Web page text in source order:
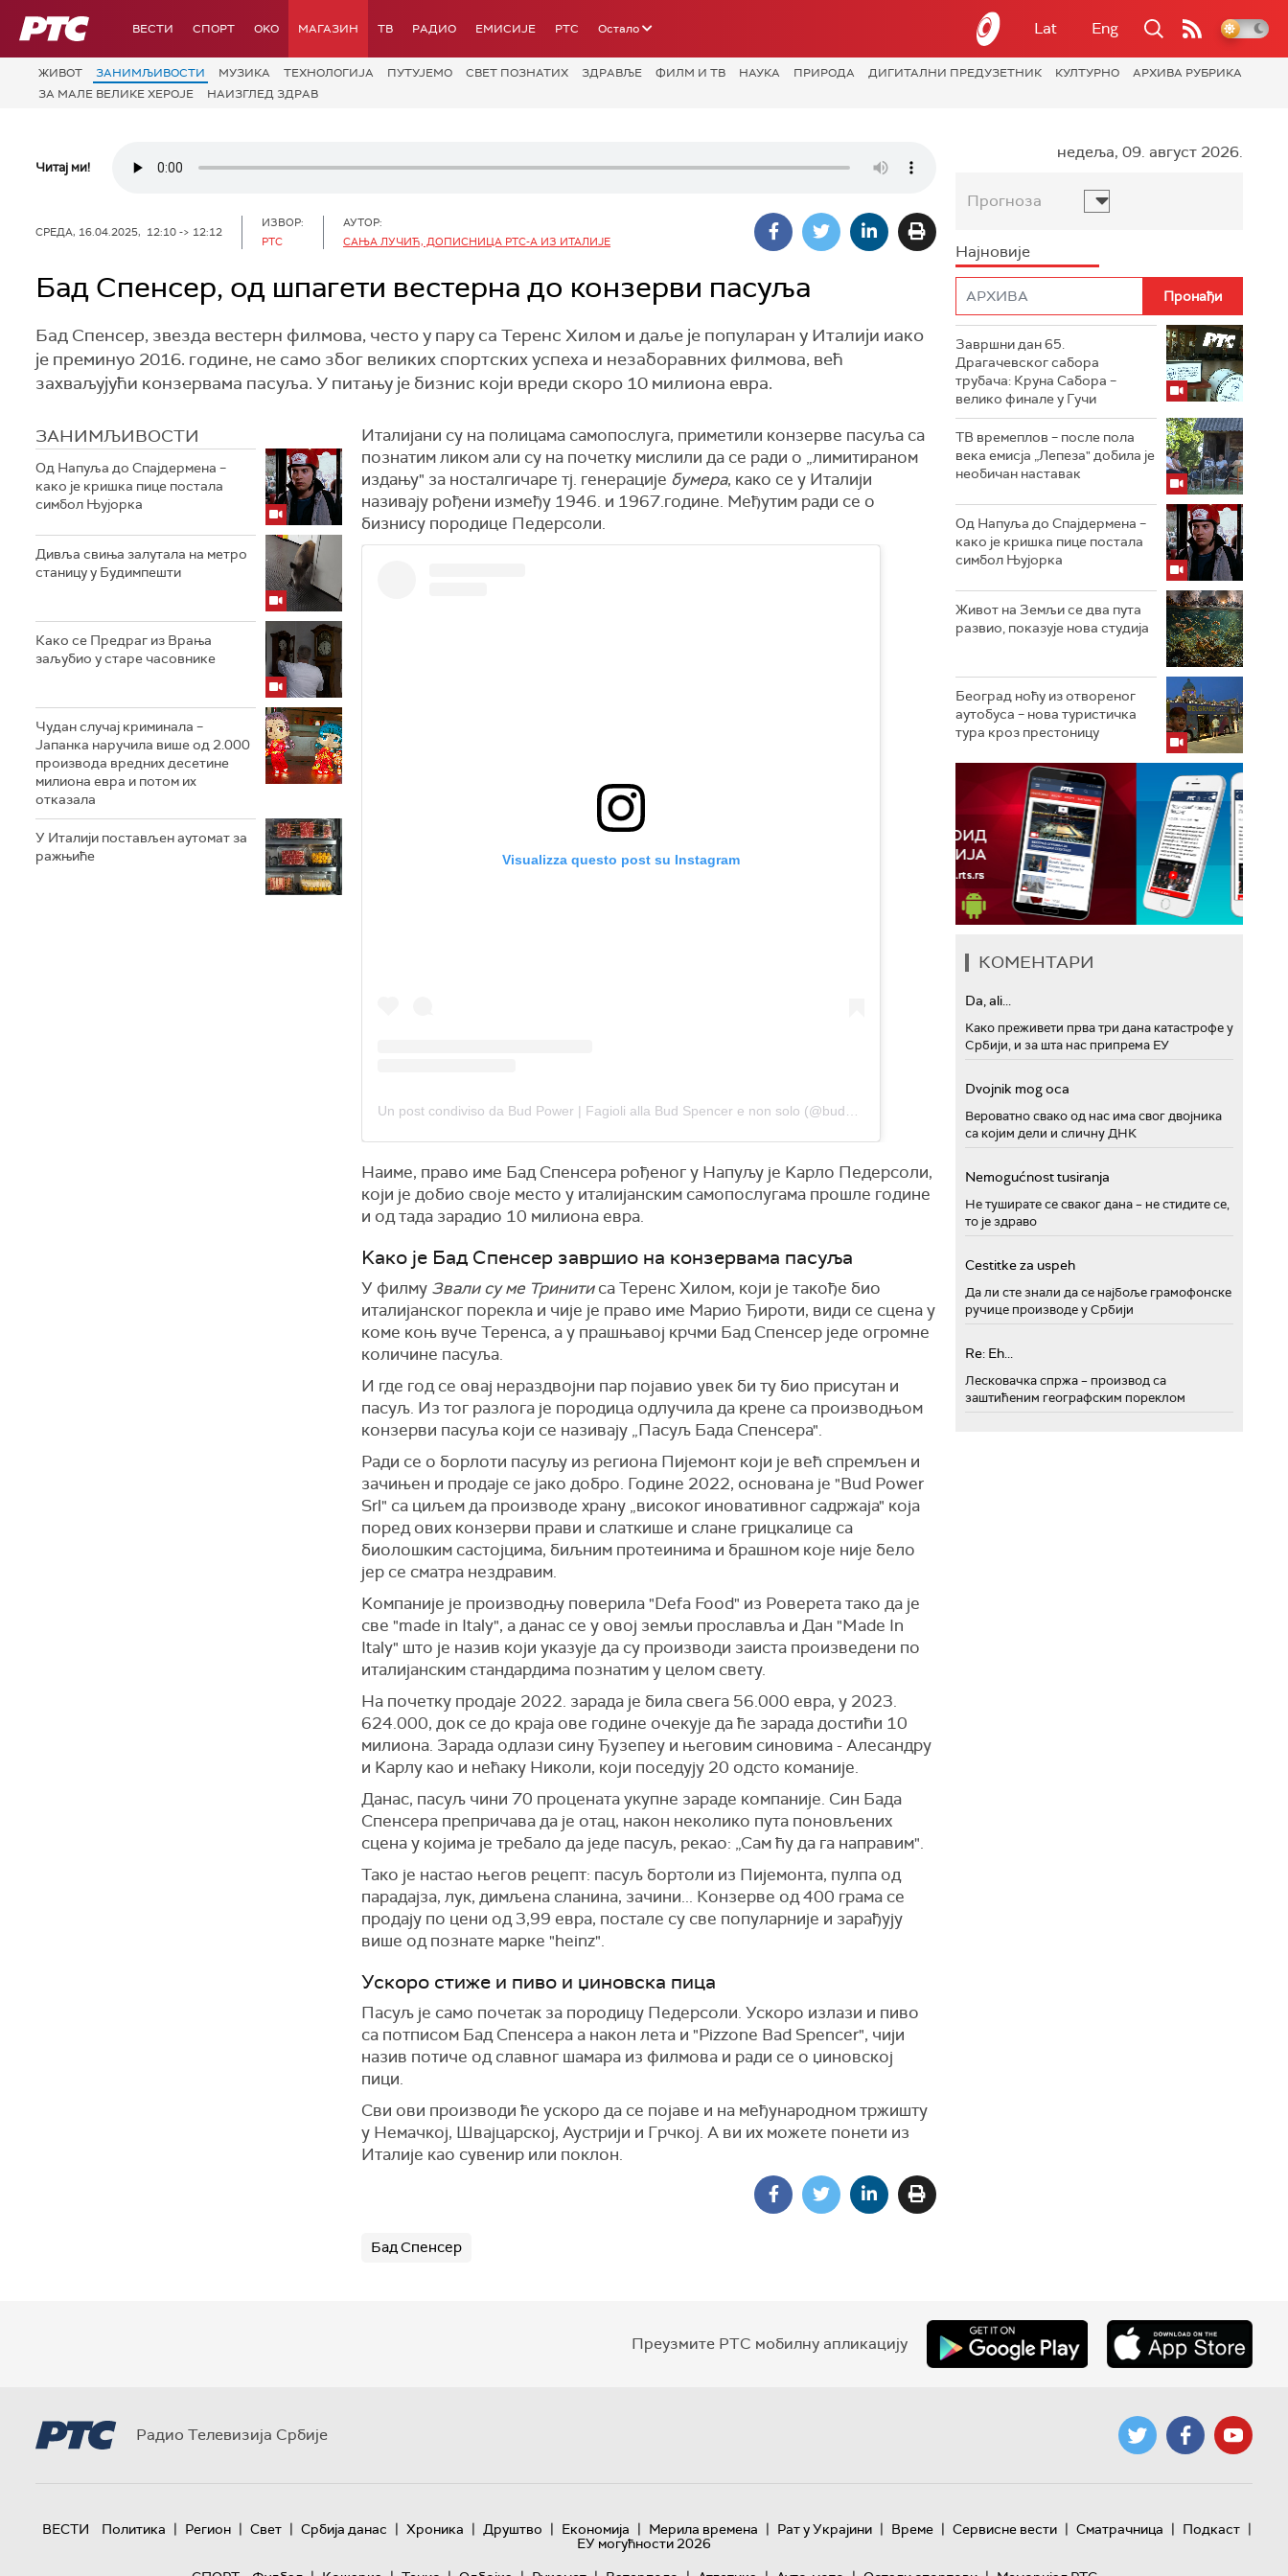
РТС ВЕСТИ СПОРТ OKO МАГАЗИН ТВ РАДИО ЕМИСИЈЕ РТС Остало Lat Eng
ЖИВОТ ЗАНИМЉИВОСТИ МУЗИКА ТЕХНОЛОГИЈA ПУТУЈЕМО СВЕТ ПОЗНАТИХ ЗДРАВЉЕ ФИЛМ И ТВ НАУКА ПРИРОДА ДИГИТАЛНИ ПРЕДУЗЕТНИК КУЛТУРНО
АРХИВА РУБРИКА
ЗА МАЛЕ ВЕЛИКЕ ХЕРОЈЕ
НАИЗГЛЕД ЗДРАВ
Читај ми!
СРЕДА, 16.04.2025, 12:10 -> 12:12
ИЗВОР:
РТС
АУТОР:
САЊА ЛУЧИЋ, ДОПИСНИЦА РТС-А ИЗ ИТАЛИЈЕ
Бад Спенсер, од шпагети вестерна до конзерви пасуља
Бад Спенсер, звезда вестерн филмова, често у пару са Теренс Хилом и даље је популаран у Италији иако
је преминуо 2016. године, не само због великих спортских успеха и незаборавних филмова, већ
захваљујући конзервама пасуља. У питању је бизнис који вреди скоро 10 милиона евра.
ЗАНИМЉИВОСТИ
Од Напуља до Спајдермена –
како је кришка пице постала
симбол Њујорка
Дивља свиња залутала на метро
станицу у Будимпешти
Како се Предраг из Врања
заљубио у старе часовнике
Чудан случај криминала –
Јапанка наручила више од 2.000
производа вредних десетине
милиона евра и потом их
отказала
У Италији постављен аутомат за
ражњиће
Италијани су на полицама самопослуга, приметили конзерве пасуља са
познатим ликом али су на почетку мислили да се ради о „лимитираном
издању" за носталгичаре тј. генерације бумера, како се у Италији
називају рођени између 1946. и 1967.године. Међутим ради се о
бизнису породице Педерсоли.
Visualizza questo post su Instagram
Наиме, право име Бад Спенсера рођеног у Напуљу је Kарло Педерсоли,
који је добио своје место у италијанским самопослугама прошле године
и од тада зарадио 10 милиона евра.
Kако је Бад Спенсер завршио на конзервама пасуља
У филму Звали су ме Тринитиса Теренс Хилом, који је такође био
италијанског порекла и чије је право име Марио Ђироти, види се сцена у
коме коњ вуче Теренса, а у прашњавој крчми Бад Спенсер једе огромне
количине пасуља.
И где год се овај нераздвојни пар појавио увек би ту био присутан и
пасуљ. Из тог разлога је породица одлучила да крене са производњом
конзерви пасуља који се називају „Пасуљ Бада Спенсера".
Ради се о борлоти пасуљу из региона Пијемонт који је већ спремљен и
зачињен и продаје се јако добро. Године 2022, основана је "Bud Power
Srl" са циљем да производе храну „високог иновативног садржаја" која
поред ових конзерви прави и слаткише и слане грицкалице са
биолошким састојцима, биљним протеинима и брашном које није бело
јер се сматра нездравим.
Kомпаније је производњу поверила "Defa Food" из Роверета тако да је
све "made in Italy", а данас се у овој земљи прославља и Дан "Made In
Italy" што је назив који указује да су производи заиста произведени по
италијанским стандардима познатим у целом свету.
На почетку продаје 2022. зарада је била свега 56.000 евра, у 2023.
624.000, док се до краја ове године очекује да ће зарада достићи 10
милиона. Зарада одлази сину Ђузепеу и његовим синовима - Алесандру
и Kарлу као и нећаку Николи, који поседују 20 одсто команије.
Данас, пасуљ чини 70 процената укупне зараде компаније. Син Бада
Спенсера препричава да је отац, након неколико пута поновљених
сцена у којима је требало да једе пасуљ, рекао: „Сам ћу да га направим".
Тако је настао његов рецепт: пасуљ бортоли из Пијемонта, пулпа од
парадајза, лук, димљена сланина, зачини... Конзерве од 400 грама се
продају по цени од 3,99 евра, постале су све популарније и зарађују
више од познате марке "heinz".
Ускоро стиже и пиво и џиновска пица
Пасуљ је само почетак за породицу Педерсоли. Ускоро излази и пиво
са потписом Бад Спенсера а након лета и "Pizzone Bad Spencer", чији
назив потиче од славног шамара из филмова и ради се о џиновској
пици.
Сви ови производи ће ускоро да се појаве и на међународном тржишту
у Немачкој, Швајцарској, Аустрији и Грчкој. А ви их можете понети из
Италије као сувенир или поклон.
Бад Спенсер
недеља, 09. август 2026.
Прогноза
Најновије
Завршни дан 65.
Драгачевског сабора
трубача: Круна Сабора –
велико финале у Гучи
ТВ времеплов – после пола
века емисја „Лепеза" добила је
необичан наставак
Од Напуља до Спајдермена –
како је кришка пице постала
симбол Њујорка
Живот на Земљи се два пута
развио, показује нова студија
Београд ноћу из отвореног
аутобуса – нова туристичка
тура кроз престоницу
КОМЕНТАРИ
Da, ali...
Како преживети прва три дана катастрофе у
Србији, и за шта нас припрема ЕУ
Dvojnik mog oca
Вероватно свако од нас има свог двојника
са којим дели и сличну ДНК
Nemogućnost tusiranja
Не туширате се сваког дана – не стидите се,
то је здраво
Cestitke za uspeh
Да ли сте знали да се најбоље грамофонске
ручице производе у Србији
Re: Eh...
Лесковачка спржа – производ са
заштићеним географским пореклом
Преузмите РТС мобилну апликацију
Радио Телевизија Србије
ВЕСТИ Политика | Регион | Свет | Србија данас | Хроника | Друштво | Економија | Мерила времена | Рат у Украјини | Време | Сервисне вести | Сматрачница | Подкаст |
ЕУ могућности 2026